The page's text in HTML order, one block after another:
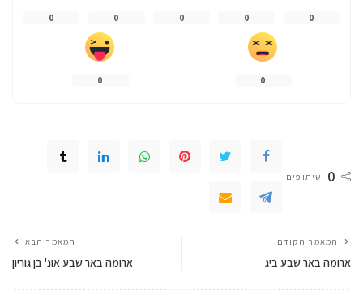
0
0
0
0
0
0
0
0 שיתופים
המאמר הקודם
ארומה באר שבע ביג
המאמר הבא
ארומה באר שבע אונ' בן גוריון